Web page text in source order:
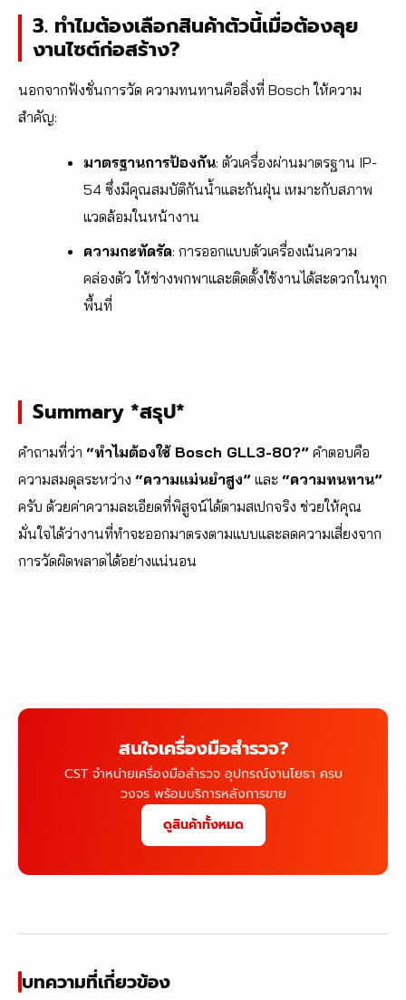
3. ทำไมต้องเลือกสินค้าตัวนี้เมื่อต้องลุย
งานไซต์ก่อสร้าง?
นอกจากฟังชั่นการวัด ความทนทานคือสิ่งที่ Bosch ให้ความ
สำคัญ:
มาตรฐานการป้องกัน: ตัวเครื่องผ่านมาตรฐาน IP-
54 ซึ่งมีคุณสมบัติกันน้ำและกันฝุ่น เหมาะกับสภาพ
แวดล้อมในหน้างาน
ความกะทัดรัด: การออกแบบตัวเครื่องเน้นความ
คล่องตัว ให้ช่างพกพาและติดตั้งใช้งานได้สะดวกในทุก
พื้นที่
Summary *สรุป*
คำถามที่ว่า “ทำไมต้องใช้ Bosch GLL3-80?” คำตอบคือ
ความสมดุลระหว่าง “ความแม่นยำสูง” และ “ความทนทาน”
ครับ ด้วยค่าความละเอียดที่พิสูจน์ได้ตามสเปกจริง ช่วยให้คุณ
มั่นใจได้ว่างานที่ทำจะออกมาตรงตามแบบและลดความเสี่ยงจาก
การวัดผิดพลาดได้อย่างแน่นอน
สนใจเครื่องมือสำรวจ?
CST จำหน่ายเครื่องมือสำรวจ อุปกรณ์งานโยธา ครบ
วงจร พร้อมบริการหลังการขาย
ดูสินค้าทั้งหมด
บทความที่เกี่ยวข้อง